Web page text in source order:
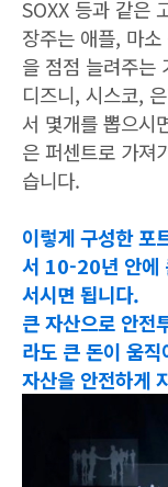
SOXX 등과 같은
장주는 애플, 마
을 점점 늘려주는
디즈니, 시스코,
서 몇개를 뽑으시
은 퍼센트로 가져
습니다.
이렇게 구성한 포
서 10-20년 안에
서시면 됩니다.
큰 자산으로 안전
라도 큰 돈이 움
자산을 안전하게